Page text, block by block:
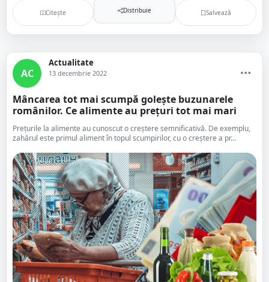
Citește Distribuie Salvează
AC
Actualitate
13 decembrie 2022
Mâncarea tot mai scumpă golește buzunarele
românilor. Ce alimente au prețuri tot mai mari
Prețurile la alimente au cunoscut o creștere semnificativă. De exemplu,
zahărul este primul aliment în topul scumpirilor, cu o creștere a pr...